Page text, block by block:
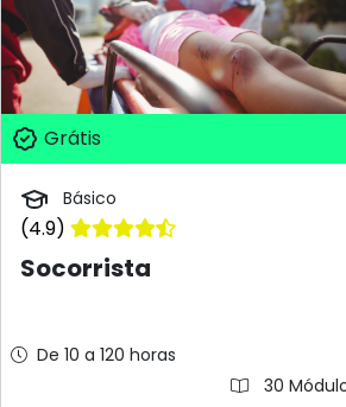
Grátis
Básico
(4.9)
Socorrista
De 10 a 120 horas
30